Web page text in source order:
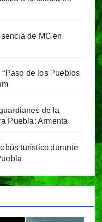
de MC en
de los Pueblos
de la
Puebla: Armenta
turístico durante